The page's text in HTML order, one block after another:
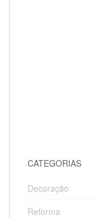
CATEGORIAS
Decoração
Reforma